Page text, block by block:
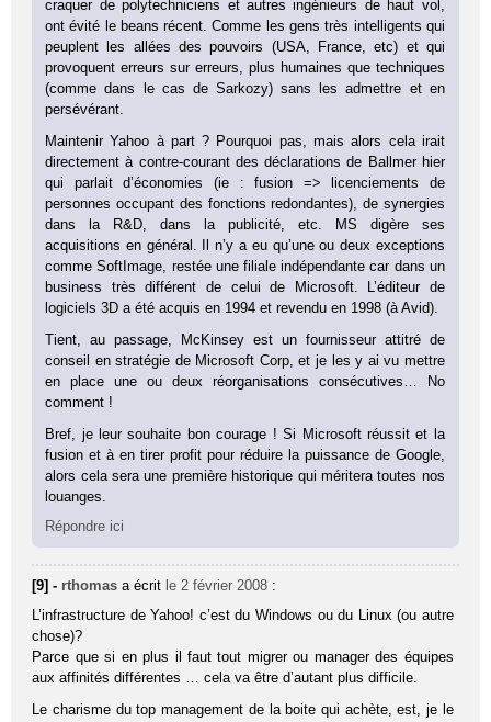
craquer de polytechniciens et autres ingénieurs de haut vol,
ont évité le beans récent. Comme les gens très intelligents qui
peuplent les allées des pouvoirs (USA, France, etc) et qui
provoquent erreurs sur erreurs, plus humaines que techniques
(comme dans le cas de Sarkozy) sans les admettre et en
persévérant.
Maintenir Yahoo à part ? Pourquoi pas, mais alors cela irait
directement à contre-courant des déclarations de Ballmer hier
qui parlait d’économies (ie : fusion => licenciements de
personnes occupant des fonctions redondantes), de synergies
dans la R&D, dans la publicité, etc. MS digère ses
acquisitions en général. Il n’y a eu qu’une ou deux exceptions
comme SoftImage, restée une filiale indépendante car dans un
business très différent de celui de Microsoft. L’éditeur de
logiciels 3D a été acquis en 1994 et revendu en 1998 (à Avid).
Tient, au passage, McKinsey est un fournisseur attitré de
conseil en stratégie de Microsoft Corp, et je les y ai vu mettre
en place une ou deux réorganisations consécutives… No
comment !
Bref, je leur souhaite bon courage ! Si Microsoft réussit et la
fusion et à en tirer profit pour réduire la puissance de Google,
alors cela sera une première historique qui méritera toutes nos
louanges.
Répondre ici
[9] - rthomas a écrit le 2 février 2008 :
L’infrastructure de Yahoo! c’est du Windows ou du Linux (ou autre
chose)?
Parce que si en plus il faut tout migrer ou manager des équipes
aux affinités différentes … cela va être d’autant plus difficile.
Le charisme du top management de la boite qui achète, est, je le